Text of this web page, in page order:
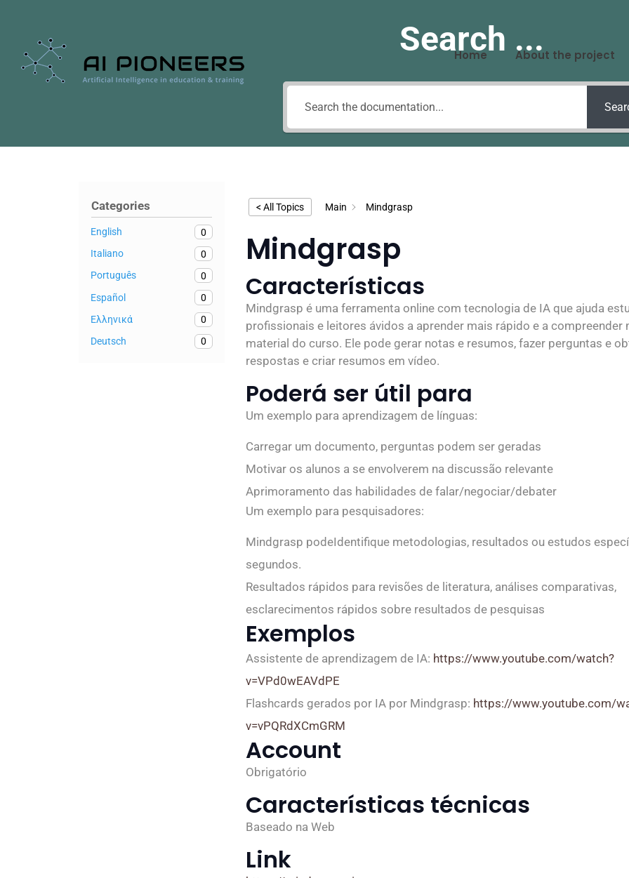
Home About the project
Search ...
Categories
English
0
Italiano
0
Português
0
Español
0
Ελληνικά
0
Deutsch
0
< All Topics Main Mindgrasp
Mindgrasp
Características
Mindgrasp é uma ferramenta online com tecnologia de IA que ajuda
profissionais e leitores ávidos a aprender mais rápido e a compreender
material do curso. Ele pode gerar notas e resumos, fazer perguntas e
respostas e criar resumos em vídeo.
Poderá ser útil para
Um exemplo para aprendizagem de línguas:
Carregar um documento, perguntas podem ser geradas
Motivar os alunos a se envolverem na discussão relevante
Aprimoramento das habilidades de falar/negociar/debater
Um exemplo para pesquisadores:
Mindgrasp podeIdentifique metodologias, resultados ou estudos
segundos.
Resultados rápidos para revisões de literatura, análises comparativas,
esclarecimentos rápidos sobre resultados de pesquisas
Exemplos
Assistente de aprendizagem de IA: https://www.youtube.com/watch?
v=VPd0wEAVdPE
Flashcards gerados por IA por Mindgrasp: https://www.youtube.com/
v=vPQRdXCmGRM
Account
Obrigatório
Características técnicas
Baseado na Web
Link